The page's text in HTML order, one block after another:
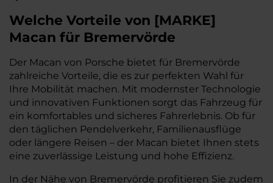
Welche Vorteile von [MARKE]
Macan für Bremervörde
Der Macan von Porsche bietet für Bremervörde
zahlreiche Vorteile, die es zur perfekten Wahl für
Ihre Mobilität machen. Mit modernster Technologie
und innovativen Funktionen sorgt das Fahrzeug für
ein komfortables und sicheres Fahrerlebnis. Ob für
den täglichen Pendelverkehr, Familienausflüge
oder längere Reisen – der Macan bietet Ihnen stets
eine zuverlässige Leistung und hohe Effizienz.
In der Nähe von Bremervörde profitieren Sie zudem